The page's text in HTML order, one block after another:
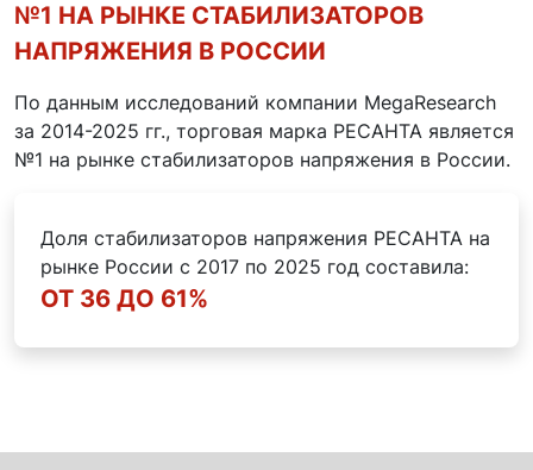
№1 НА РЫНКЕ СТАБИЛИЗАТОРОВ
НАПРЯЖЕНИЯ В РОССИИ
По данным исследований компании MegaResearch
за 2014-2025 гг., торговая марка РЕСАНТА является
№1 на рынке стабилизаторов напряжения в России.
Доля стабилизаторов напряжения РЕСАНТА на
рынке России с 2017 по 2025 год составила:
ОТ 36 ДО 61%